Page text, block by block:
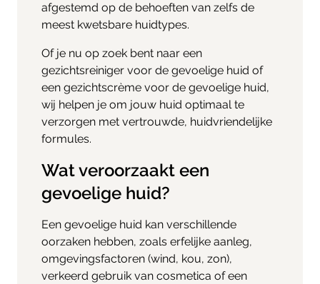
afgestemd op de behoeften van zelfs de
meest kwetsbare huidtypes.
Of je nu op zoek bent naar een
gezichtsreiniger voor de gevoelige huid of
een gezichtscrème voor de gevoelige huid,
wij helpen je om jouw huid optimaal te
verzorgen met vertrouwde, huidvriendelijke
formules.
Wat veroorzaakt een
gevoelige huid?
Een gevoelige huid kan verschillende
oorzaken hebben, zoals erfelijke aanleg,
omgevingsfactoren (wind, kou, zon),
verkeerd gebruik van cosmetica of een